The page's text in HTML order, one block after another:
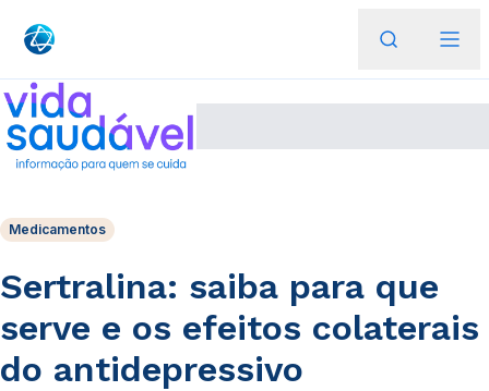
Medicamentos
Sertralina: saiba para que
serve e os efeitos colaterais
do antidepressivo